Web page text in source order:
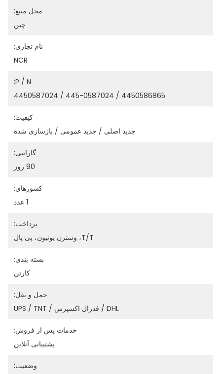
محل منبع:
چين
نام تجاری:
NCR
P / N:
4450586865 / 445-0587024 / 4450587024
کیفیت:
جدید اصلی / جدید عمومی / بازسازی شده
گارانتی:
90 روز
کشورهاي:
1 عدد
پرداخت:
T/T، وسترن یونیون، پی پال
بسته بندی:
کارتن
حمل و نقل:
DHL / فدرال اکسپرس / UPS / TNT
خدمات پس از فروش:
پشتیبانی آنلاین
وضعیت: